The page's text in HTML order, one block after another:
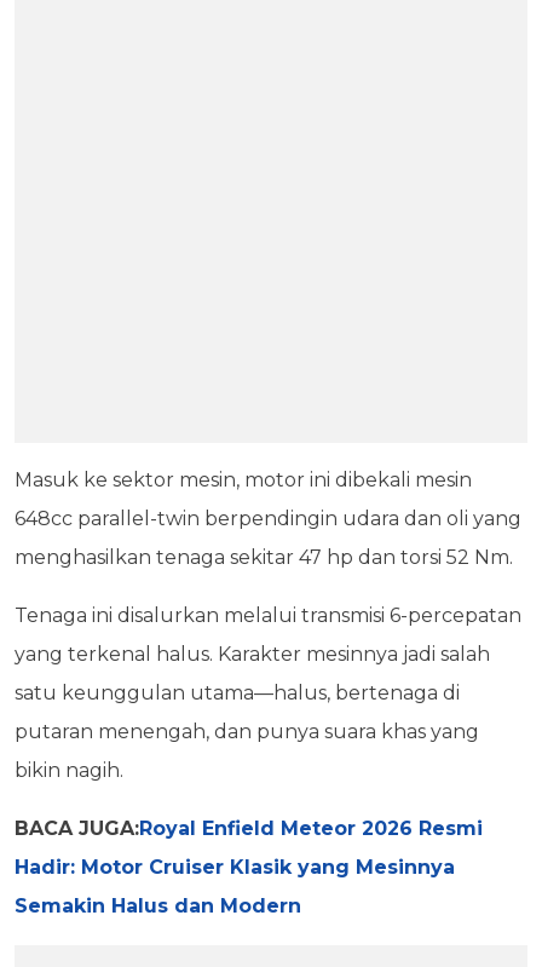
Masuk ke sektor mesin, motor ini dibekali mesin
648cc parallel-twin berpendingin udara dan oli yang
menghasilkan tenaga sekitar 47 hp dan torsi 52 Nm.
Tenaga ini disalurkan melalui transmisi 6-percepatan
yang terkenal halus. Karakter mesinnya jadi salah
satu keunggulan utama—halus, bertenaga di
putaran menengah, dan punya suara khas yang
bikin nagih.
BACA JUGA:Royal Enfield Meteor 2026 Resmi
Hadir: Motor Cruiser Klasik yang Mesinnya
Semakin Halus dan Modern